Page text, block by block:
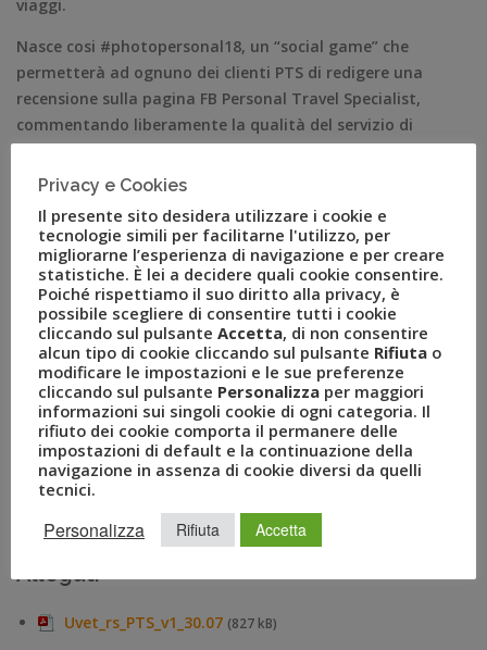
viaggi.
Nasce cosi #photopersonal18, un “social game” che
permetterà ad ognuno dei clienti PTS di redigere una
recensione sulla pagina FB Personal Travel Specialist,
commentando liberamente la qualità del servizio di
vendita ricevuto e, successivamente, di postare una foto
della propria vacanza su Instagram con #photopersonal18,
ed essere cosi protagonisti sui social. A fine agosto poi,
verrà premiata la foto più apprezzata.
Glauco Auteri, Responsabile Personal Travel Specialist
commenta:”Ci mettiamo in discussione in modo attivo e
social nel periodo “clou” dell’estate e in quello in cui
abbiamo il maggior numero di clienti in viaggio. È certo che
non esiste voce o giudizio migliore di quello dei clienti e
sappiamo bene quanto questi possano essere senza filtri ma
pensiamo che i nostri collaboratori abbiano operato bene e
vogliamo metterci alla prova. Un rischio che dobbiamo e
vogliamo correre per fare valutazioni sul nostro futuro e,
servizio di vendita
Allegati
Uvet_rs_PTS_v1_30.07 (827 kB)
Privacy e Cookies
Il presente sito desidera utilizzare i cookie e
tecnologie simili per facilitarne l'utilizzo, per
migliorarne l’esperienza di navigazione e per creare
statistiche. È lei a decidere quali cookie consentire.
Poiché rispettiamo il suo diritto alla privacy, è
possibile scegliere di consentire tutti i cookie
cliccando sul pulsante Accetta, di non consentire
alcun tipo di cookie cliccando sul pulsante Rifiuta o
modificare le impostazioni e le sue preferenze
cliccando sul pulsante Personalizza per maggiori
informazioni sui singoli cookie di ogni categoria. Il
rifiuto dei cookie comporta il permanere delle
impostazioni di default e la continuazione della
navigazione in assenza di cookie diversi da quelli
tecnici.
Personalizza Rifiuta Accetta